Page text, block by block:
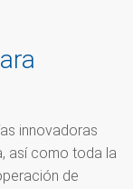
innovadoras
así como toda la
de